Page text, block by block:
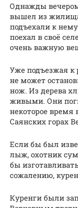
Однажды
вышел из
подъехали к
поехал в своё
очень важную
Уже подъезжая к
не может
нож. Из дерева
живыми. Они
некоторое время
Саянских горах
Если бы был
лыж, охотник
бы
сожалению,
Куренги были